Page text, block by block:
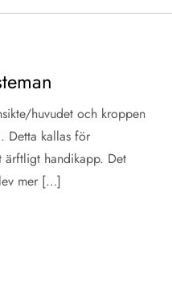
huvudet och kroppen
Detta kallas för
ärftligt handikapp. Det
mer […]